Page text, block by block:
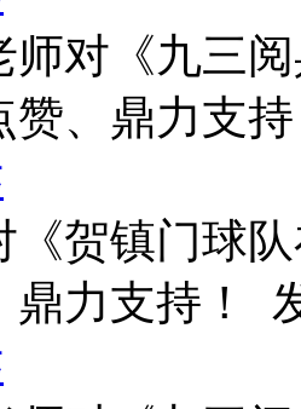
师对《九三
赞、鼎力支
《贺镇门球
鼎力支持！